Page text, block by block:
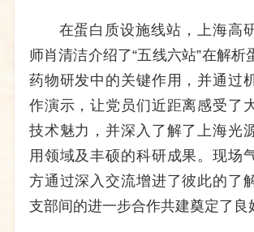
在蛋白质设施线站，上海高
师肖清洁介绍了“五线六站”在解析
药物研发中的关键作用，并通过
作演示，让党员们近距离感受了
技术魅力，并深入了解了上海光
用领域及丰硕的科研成果。现场
方通过深入交流增进了彼此的了
支部间的进一步合作共建奠定了良